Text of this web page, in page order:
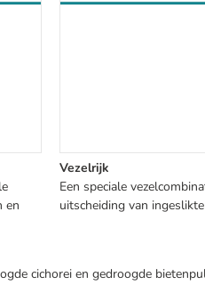
en
Vezelrijk
Een speciale
uitscheiding van
cichorei en gedroogde